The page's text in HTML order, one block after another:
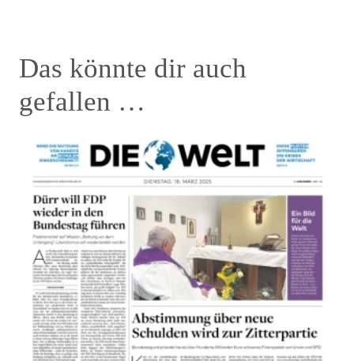
Das könnte dir auch
gefallen …